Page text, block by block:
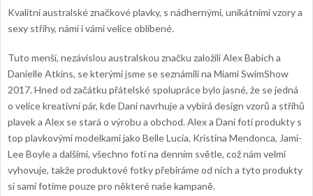
Kvalitní australské značkové plavky, s nádhernými, unikátními vzory a
sexy střihy, námi i vámi velice oblíbené.
Tuto menší, nezávislou australskou značku založili Alex Babich a
Danielle Atkins, se kterými jsme se seznámili na Miami SwimShow
2017. Hned od začátku přátelské spolupráce bylo jasné, že se jedná
o velice kreativní pár, kde Dani navrhuje a vybírá design vzorů a střihů
plavek a Alex se stará o výrobu a obchod. Alex a Dani fotí produkty s
top plavkovými modelkami jako Belle Lucia, Kristina Mendonca, Jami-
Lee Boyle a dalšími, všechno fotí na denním světle, což nám velmi
vyhovuje, takže produktové fotky přebíráme od nich a tyto produkty
si sami fotíme pouze pro některé naše kampaně.